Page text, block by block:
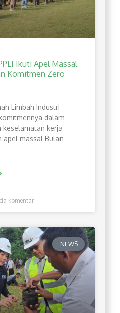
Ikuti Apel Massal
Komitmen Zero
Limbah Industri
dalam
keselamatan kerja
apel massal Bulan
komentar
NEWS